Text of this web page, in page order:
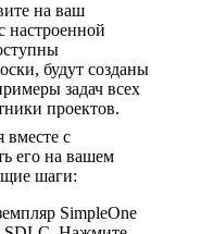
на ваш
настроенной
будут созданы
задач всех
проектов.
вместе с
его на вашем
шаги:
SimpleOne